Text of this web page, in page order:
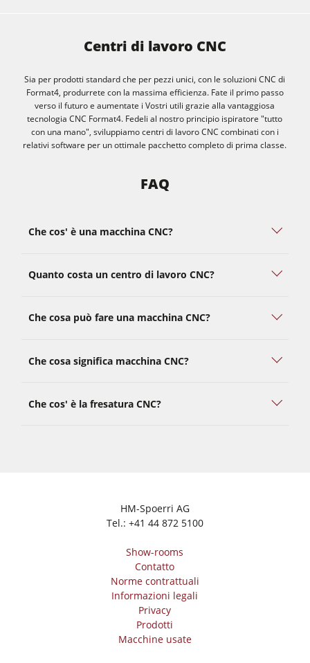
Centri di lavoro CNC
Sia per prodotti standard che per pezzi unici, con le soluzioni CNC di
Format4, produrrete con la massima efficienza. Fate il primo passo
verso il futuro e aumentate i Vostri utili grazie alla vantaggiosa
tecnologia CNC Format4. Fedeli al nostro principio ispiratore "tutto
con una mano", sviluppiamo centri di lavoro CNC combinati con i
relativi software per un ottimale pacchetto completo di prima classe.
FAQ
Che cos' è una macchina CNC?
Quanto costa un centro di lavoro CNC?
Che cosa può fare una macchina CNC?
Che cosa significa macchina CNC?
Che cos' è la fresatura CNC?
HM-Spoerri AG
Tel.: +41 44 872 5100
Show-rooms
Contatto
Norme contrattuali
Informazioni legali
Privacy
Prodotti
Macchine usate